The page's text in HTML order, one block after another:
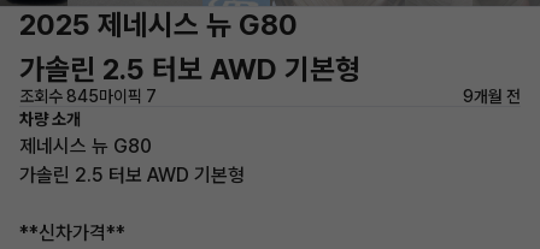
2025 제네시스 뉴 G80
가솔린 2.5 터보 AWD 기본형
조회수 845마이픽 7
9개월 전
차량 소개
제네시스 뉴 G80
가솔린 2.5 터보 AWD 기본형
**신차가격**